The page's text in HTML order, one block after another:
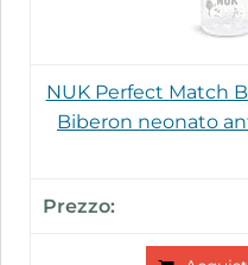
NUK Perfect Match
Biberon neonato